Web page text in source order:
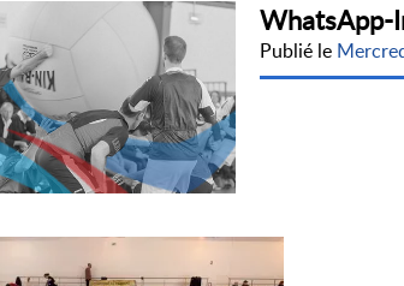
WhatsApp-
Publié le